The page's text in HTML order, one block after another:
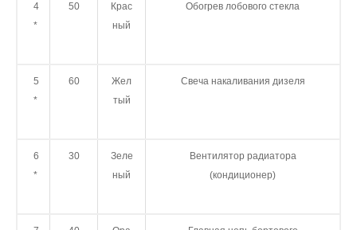
4
*
50
Крас
ный
Обогрев лобового стекла
5
*
60
Жел
тый
Свеча накаливания дизеля
6
*
30
Зеле
ный
Вентилятор радиатора
(кондиционер)